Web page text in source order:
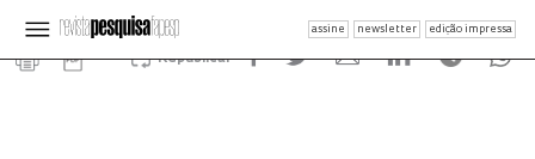
assine newsletter edição impressa
Republicar